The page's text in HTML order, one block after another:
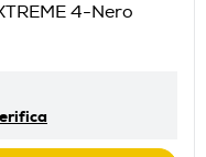
4-Nero